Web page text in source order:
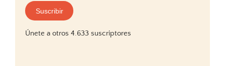
electrónico:
Suscribir
Únete a otros 4.633 suscriptores